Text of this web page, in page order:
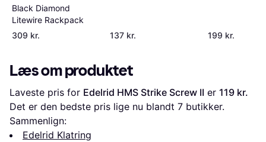
Black Diamond
Litewire Rackpack
309 kr.
137 kr. 199 kr.
Læs om produktet
Laveste pris for Edelrid HMS Strike Screw II er 119 kr.
Det er den bedste pris lige nu blandt 7 butikker.
Sammenlign:
Edelrid Klatring